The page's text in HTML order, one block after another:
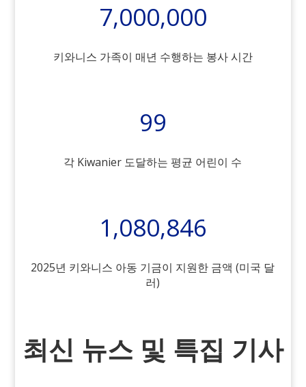
7,000,000
키와니스 가족이 매년 수행하는 봉사 시간
99
각 Kiwanier 도달하는 평균 어린이 수
1,080,846
2025년 키와니스 아동 기금이 지원한 금액 (미국 달
러)
최신 뉴스 및 특집 기사